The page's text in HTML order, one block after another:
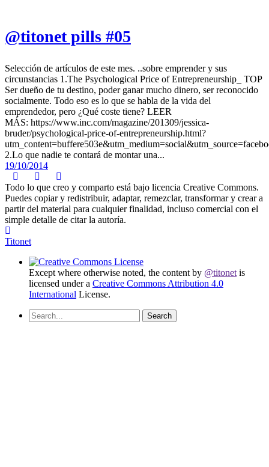
@titonet pills #05
Selección de artículos de este mes. ..sobre emprender y sus
circunstancias 1.The Psychological Price of Entrepreneurship_ TOP
Ser dueño de tu destino, poder ganar mucho dinero, ser reconocido
socialmente. Todo eso es lo que se habla de la vida del
emprendedor, pero ¿Qué coste tiene? LEER
MÁS: https://www.inc.com/magazine/201309/jessica-
bruder/psychological-price-of-entrepreneurship.html?
2.Lo que nadie te contará de montar una...
19/10/2014
Todo lo que creo y comparto está bajo licencia Creative Commons.
Puedes copiar y redistribuir, adaptar, remezclar, transformar y crear a
partir del material para cualquier finalidad, incluso comercial con el
simple detalle de citar la autoría.
Titonet
Except where otherwise noted, the content by @titonetis
licensed under a Creative Commons Attribution 4.0
International License.